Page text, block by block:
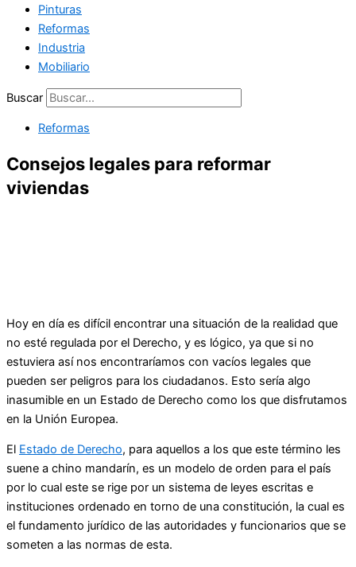
Pinturas
Reformas
Industria
Mobiliario
Buscar
Reformas
Consejos legales para reformar
viviendas
Hoy en día es difícil encontrar una situación de la realidad que
no esté regulada por el Derecho, y es lógico, ya que si no
estuviera así nos encontraríamos con vacíos legales que
pueden ser peligros para los ciudadanos. Esto sería algo
inasumible en un Estado de Derecho como los que disfrutamos
en la Unión Europea.
El Estado de Derecho, para aquellos a los que este término les
suene a chino mandarín, es un modelo de orden para el país
por lo cual este se rige por un sistema de leyes escritas e
instituciones ordenado en torno de una constitución, la cual es
el fundamento jurídico de las autoridades y funcionarios que se
someten a las normas de esta.